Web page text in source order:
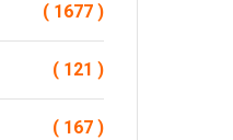
( 1677 )
( 121 )
( 167 )